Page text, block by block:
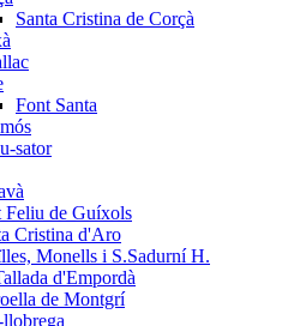
Santa Cristina de Corçà
Font Santa
sator
Feliu de Guíxols
Cristina d'Aro
Monells i S.Sadurní H.
d'Empordà
de Montgrí